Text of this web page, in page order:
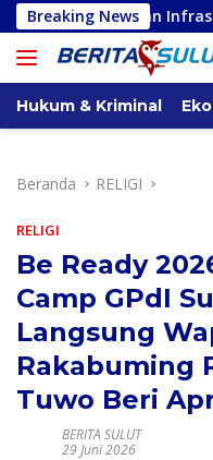
Langsung
ke
konten
Breaking News
Jalan
Hukum & Kriminal
Beranda RELIGI
RELIGI
Be Ready
Camp GPdI
Langsung
Rakabuming
Tuwo Beri
BERITA SULUT
29 Juni 2026